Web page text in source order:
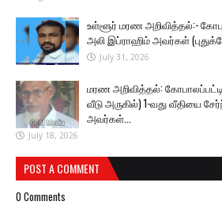
உள்ளூர் மரண அறிவித்தல்:-
அலி இப்ராஹிம் அவர்கள்
July 31, 2026
மரண அறிவித்தல்:
வீடு அருகில்) 1-வது வீதியை
அவர்கள்...
July 18, 2026
POST A COMMENT
0 Comments